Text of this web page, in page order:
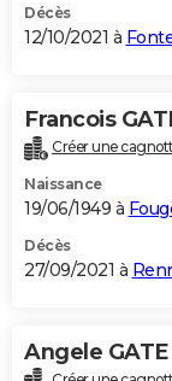
Décès
12/10/2021 à
Francois
Créer une
Naissance
19/06/1949 à
Décès
27/09/2021 à
Angele GATE